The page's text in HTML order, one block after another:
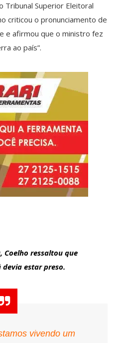
Tribunal Superior Eleitoral
criticou o pronunciamento de
e afirmou que o ministro fez
ao país”.
Coelho ressaltou que
devia estar preso.
vivendo um